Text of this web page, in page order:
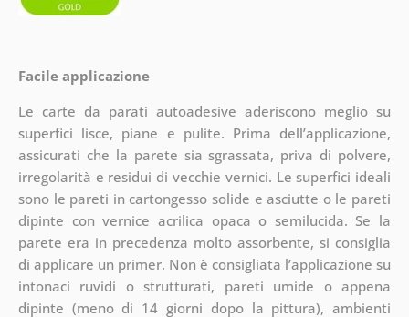
Facile applicazione
Le carte da parati autoadesive aderiscono meglio su
superfici lisce, piane e pulite. Prima dell’applicazione,
assicurati che la parete sia sgrassata, priva di polvere,
irregolarità e residui di vecchie vernici. Le superfici ideali
sono le pareti in cartongesso solide e asciutte o le pareti
dipinte con vernice acrilica opaca o semilucida. Se la
parete era in precedenza molto assorbente, si consiglia
di applicare un primer. Non è consigliata l’applicazione su
intonaci ruvidi o strutturati, pareti umide o appena
dipinte (meno di 14 giorni dopo la pittura), ambienti